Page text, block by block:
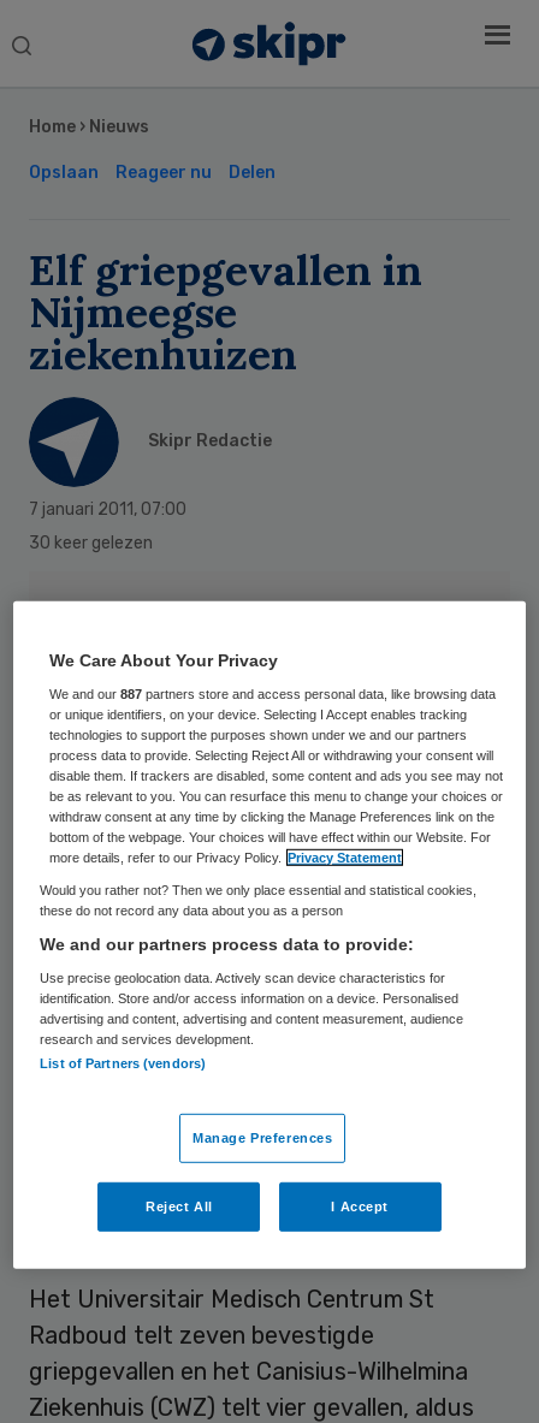
Search
Home › Nieuws
Opslaan Reageer nu Delen
Elf griepgevallen in
Nijmeegse
ziekenhuizen
Skipr Redactie
7 januari 2011, 07:00
30 keer gelezen
In Nijmeegse ziekenhuizen liggen
donderdag elf personen die zijn besmet met
de Mexicaanse griep. Dat maakten de
Volgens de GGD Regio Nijmegen is er echter
geen reden tot zorg.
Geen reden tot zorg
Het Universitair Medisch Centrum St
Radboud telt zeven bevestigde
griepgevallen en het Canisius-Wilhelmina
Ziekenhuis (CWZ) telt vier gevallen, aldus
Sidebar
We Care About Your Privacy
We and our887 partners store and access personal data, like browsing data
or unique identifiers, on your device. Selecting I Accept enables tracking
technologies to support the purposes shown under we and our partners
process data to provide. Selecting Reject All or withdrawing your consent will
disable them. If trackers are disabled, some content and ads you see may not
be as relevant to you. You can resurface this menu to change your choices or
withdraw consent at any time by clicking the Manage Preferences link on the
bottom of the webpage. Your choices will have effect within our Website. For
more details, refer to our Privacy Policy.
Privacy Statement
Would you rather not? Then we only place essential and statistical cookies,
these do not record any data about you as a person
We and our partners process data to provide:
Use precise geolocation data. Actively scan device characteristics for
identification. Store and/or access information on a device. Personalised
advertising and content, advertising and content measurement, audience
research and services development.
List of Partners (vendors)
Manage Preferences
Reject All I Accept